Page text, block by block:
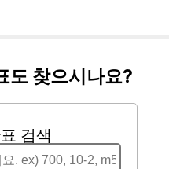
도 찾으시나요?
검색